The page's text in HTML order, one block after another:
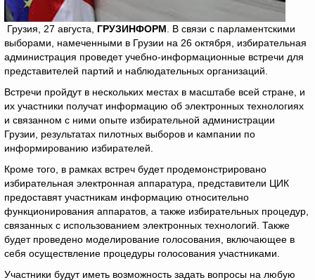
Грузия, 27 августа, ГРУЗИНФОРМ . В связи с парламентскими
выборами, намеченными в Грузии на 26 октября, избирательная
администрация проведет учебно-информационные встречи для
представителей партий и наблюдательных организаций.
Встречи пройдут в нескольких местах в масштабе всей стране, и
их участники получат информацию об электронных технологиях
и связанном с ними опыте избирательной администрации
Грузии, результатах пилотных выборов и кампании по
информированию избирателей.
Кроме того, в рамках встреч будет продемонстрировано
избирательная электронная аппаратура, представители ЦИК
предоставят участникам информацию относительно
функционирования аппаратов, а также избирательных процедур,
связанных с использованием электронных технологий. Также
будет проведено моделирование голосования, включающее в
себя осуществление процедуры голосования участниками.
Участники будут иметь возможность задать вопросы на любую